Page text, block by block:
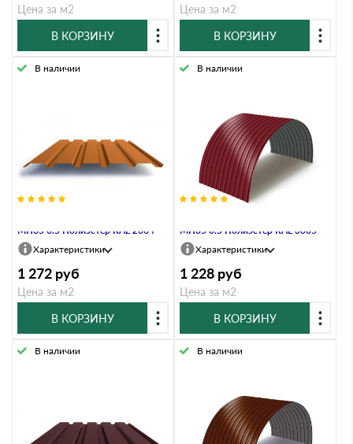
Цена за м2
В КОРЗИНУ
Цена за м2
В КОРЗИНУ
МП35 0.5 Полиэстер RAL 2004
В наличии
Характеристики
1 272 руб
Цена за м2
В КОРЗИНУ
МП35 0.5 Полиэстер RAL 3005
В наличии
Характеристики
1 228 руб
Цена за м2
В КОРЗИНУ
В наличии В наличии